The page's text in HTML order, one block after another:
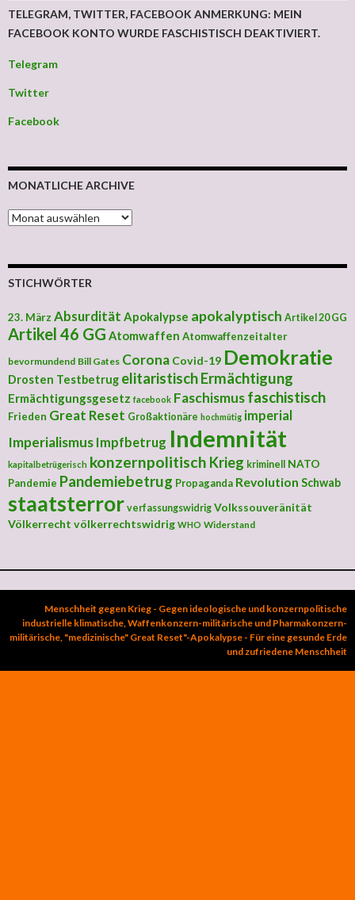
TELEGRAM, TWITTER, FACEBOOK ANMERKUNG: MEIN
FACEBOOK KONTO WURDE FASCHISTISCH DEAKTIVIERT.
Telegram
Twitter
Facebook
MONATLICHE ARCHIVE
MONATLICHE ARCHIVE
STICHWÖRTER
23. März Absurdität Apokalypse apokalyptisch Artikel 20 GG
Artikel 46 GG Atomwaffen Atomwaffenzeitalter
bevormundend Bill Gates Corona Covid-19 Demokratie
Drosten Testbetrug elitaristischErmächtigung
Ermächtigungsgesetz facebook Faschismusfaschistisch
Frieden Great Reset Großaktionäre hochmütig imperial
Imperialismus Impfbetrug Indemnität
kapitalbetrügerisch konzernpolitisch Krieg kriminell
NATO
Pandemie Pandemiebetrug Propaganda Revolution Schwab
staatsterror verfassungswidrig Volkssouveränität
Völkerrecht völkerrechtswidrig WHO Widerstand
Menschheit gegen Krieg - Gegen ideologische und konzernpolitische
industrielle klimatische, Waffenkonzern-militärische und Pharmakonzern-
militärische, "medizinische" Great Reset"-Apokalypse - Für eine gesunde Erde
und zufriedene Menschheit